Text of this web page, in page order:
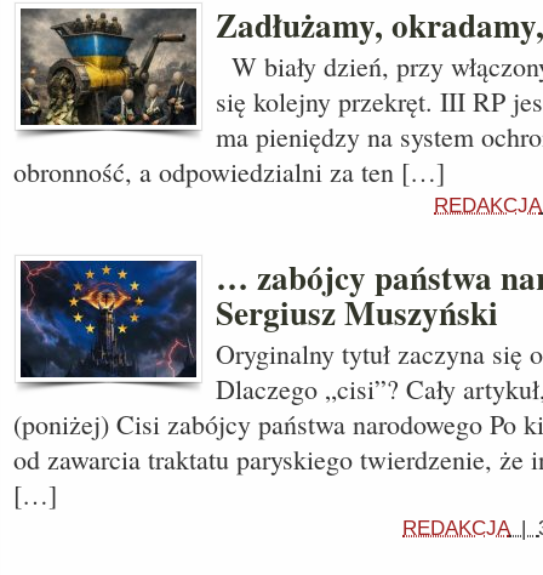
Zadłużamy,
W biały dzień, przy
się kolejny przekręt. III RP
ma pieniędzy na system
obronność, a odpowiedzialni za ten […]
REDAKCJA
… zabójcy państwa
Sergiusz Muszyński
Oryginalny tytuł zaczyna
Dlaczego „cisi”? Cały
(poniżej) Cisi zabójcy państwa narodowego Po
od zawarcia traktatu paryskiego twierdzenie, że
[…]
REDAKCJA|